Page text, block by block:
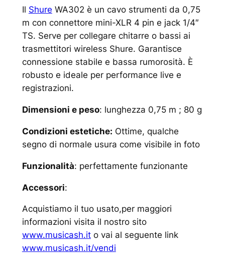
Il Shure WA302 è un cavo strumenti da 0,75
m con connettore mini-XLR 4 pin e jack 1/4″
TS. Serve per collegare chitarre o bassi ai
trasmettitori wireless Shure. Garantisce
connessione stabile e bassa rumorosità. È
robusto e ideale per performance live e
registrazioni.
Dimensioni e peso: lunghezza 0,75 m ; 80 g
Condizioni estetiche: Ottime, qualche
segno di normale usura come visibile in foto
Funzionalità: perfettamente funzionante
Accessori:
Acquistiamo il tuo usato,per maggiori
informazioni visita il nostro sito
www.musicash.ito vai al seguente link
www.musicash.it/vendi